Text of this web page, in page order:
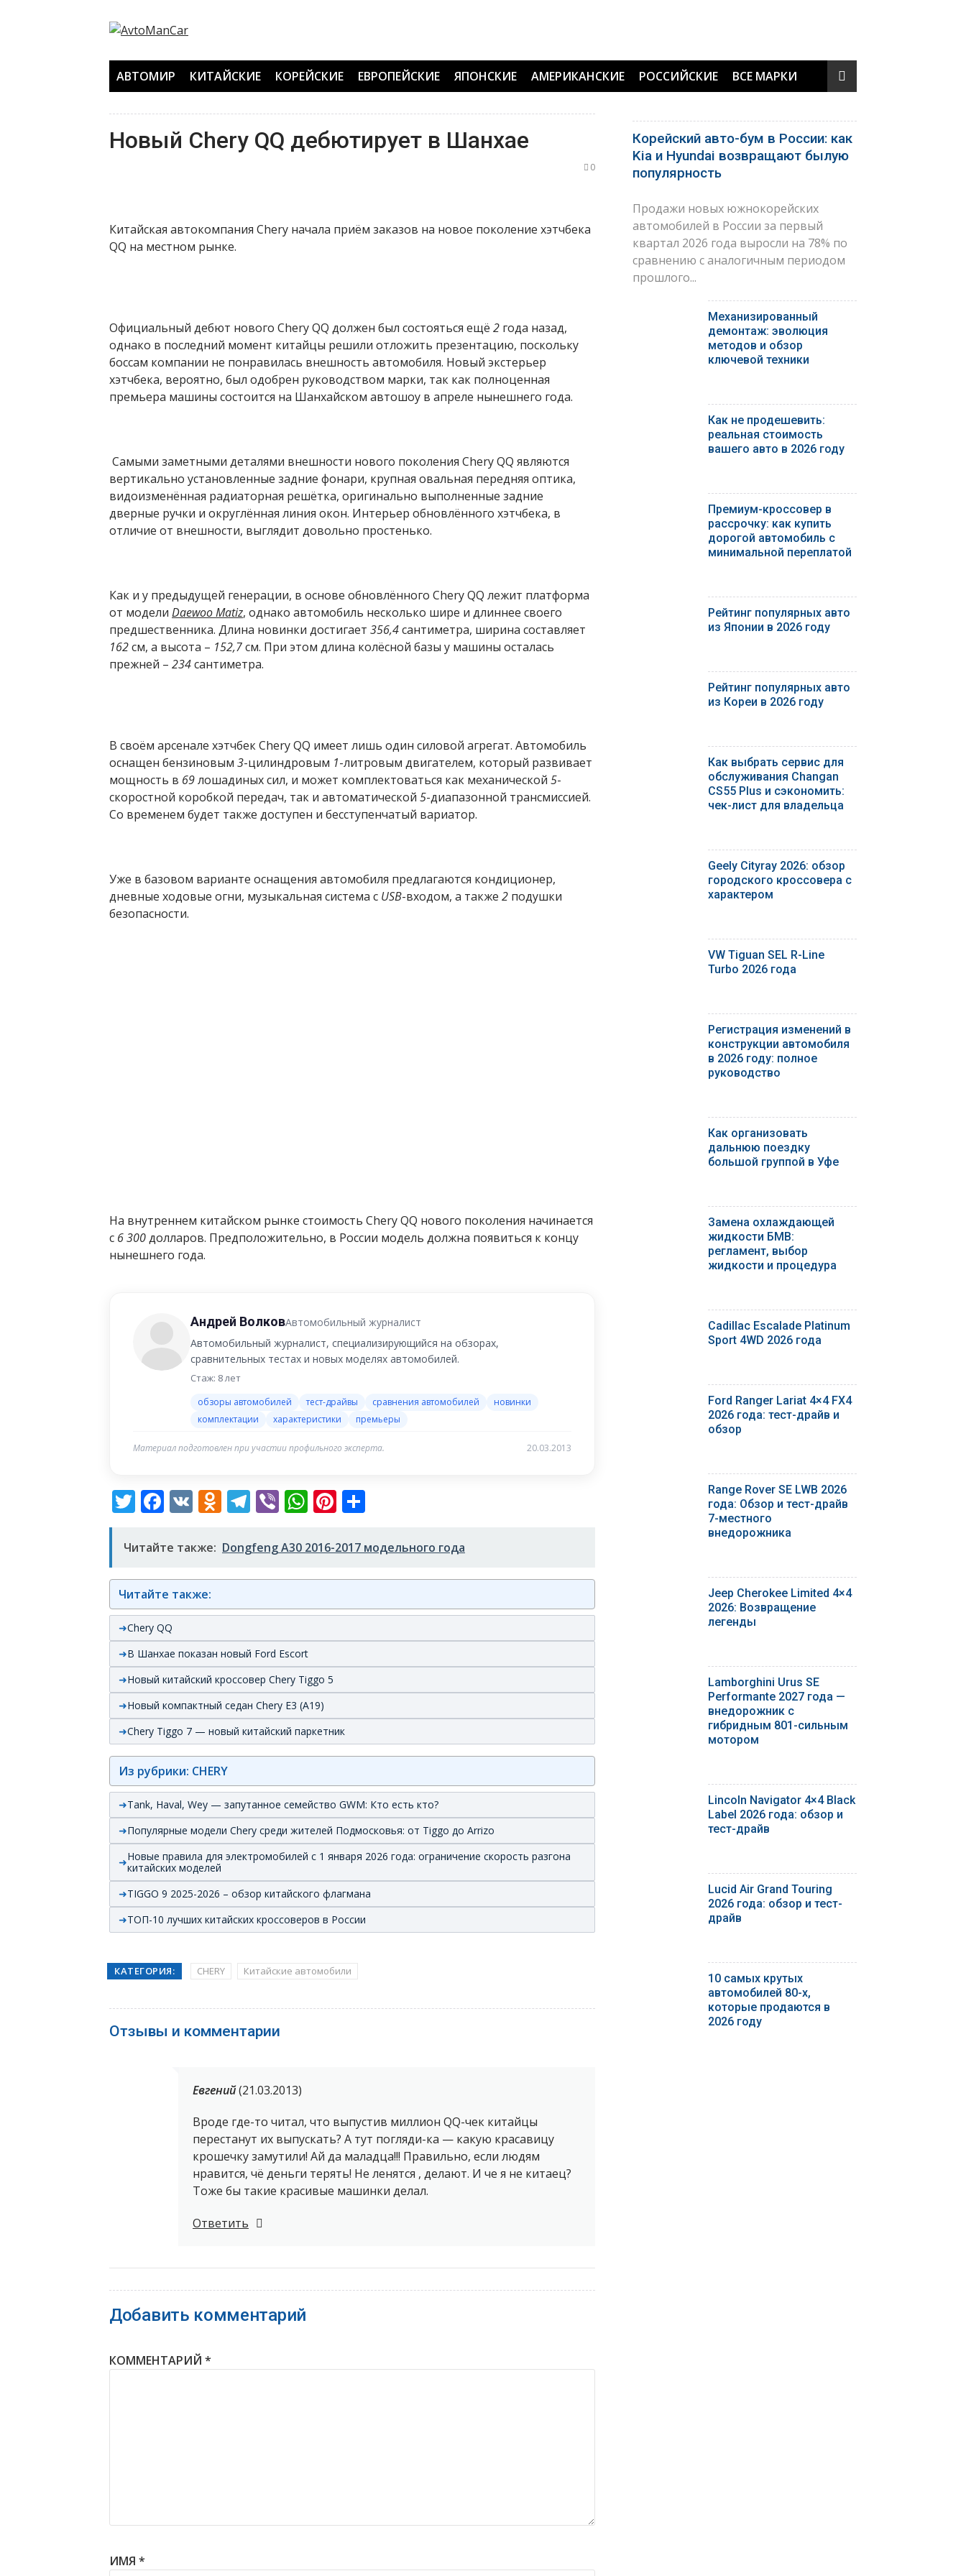
АВТОМИР КИТАЙСКИЕ КОРЕЙСКИЕ ЕВРОПЕЙСКИЕ ЯПОНСКИЕ АМЕРИКАНСКИЕ РОССИЙСКИЕ ВСЕ МАРКИ
Новый Chery QQ дебютирует в Шанхае
0
Китайская автокомпания Chery начала приём заказов на новое поколение хэтчбека
QQ на местном рынке.
Официальный дебют нового Chery QQ должен был состояться ещё 2 года назад,
однако в последний момент китайцы решили отложить презентацию, поскольку
боссам компании не понравилась внешность автомобиля. Новый экстерьер
хэтчбека, вероятно, был одобрен руководством марки, так как полноценная
премьера машины состоится на Шанхайском автошоу в апреле нынешнего года.
Самыми заметными деталями внешности нового поколения Chery QQ являются
вертикально установленные задние фонари, крупная овальная передняя оптика,
видоизменённая радиаторная решётка, оригинально выполненные задние
дверные ручки и округлённая линия окон. Интерьер обновлённого хэтчбека, в
отличие от внешности, выглядит довольно простенько.
Как и у предыдущей генерации, в основе обновлённого Chery QQ лежит платформа
от модели Daewoo Matiz, однако автомобиль несколько шире и длиннее своего
предшественника. Длина новинки достигает 356,4сантиметра, ширина составляет
162см, а высота – 152,7см. При этом длина колёсной базы у машины осталась
прежней – 234сантиметра.
В своём арсенале хэтчбек Chery QQ имеет лишь один силовой агрегат. Автомобиль
оснащен бензиновым 3-цилиндровым 1-литровым двигателем, который развивает
мощность в 69лошадиных сил, и может комплектоваться как механической 5-
скоростной коробкой передач, так и автоматической 5-диапазонной трансмиссией.
Со временем будет также доступен и бесступенчатый вариатор.
Уже в базовом варианте оснащения автомобиля предлагаются кондиционер,
дневные ходовые огни, музыкальная система с USB-входом, а также 2 подушки
безопасности.
На внутреннем китайском рынке стоимость Chery QQ нового поколения начинается
с 6 300долларов. Предположительно, в России модель должна появиться к концу
нынешнего года.
Андрей ВолковАвтомобильный журналист
Автомобильный журналист, специализирующийся на обзорах,
сравнительных тестах и новых моделях автомобилей.
Стаж: 8 лет
обзоры автомобилей тест-драйвы сравнения автомобилей
новинки
комплектации
характеристики премьеры
Материал подготовлен при участии профильного эксперта. 20.03.2013
Twitter
Facebook
VK Odnoklassniki
Telegram
ViberWhatsApp
Pinterest
Читайте также: Dongfeng A30 2016-2017 модельного года
Читайте также:
Chery QQ
В Шанхае показан новый Ford Escort
Новый китайский кроссовер Chery Tiggo 5
Новый компактный седан Chery E3 (A19)
Chery Tiggo 7 — новый китайский паркетник
Из рубрики: CHERY
Tank, Haval, Wey — запутанное семейство GWM: Кто есть кто?
Популярные модели Chery среди жителей Подмосковья: от Tiggo до Arrizo
Новые правила для электромобилей с 1 января 2026 года: ограничение скорость разгона
китайских моделей
TIGGO 9 2025-2026 – обзор китайского флагмана
ТОП-10 лучших китайских кроссоверов в России
КАТЕГОРИЯ: CHERY Китайские автомобили
Отзывы и комментарии
Евгений(21.03.2013)
Вроде где-то читал, что выпустив миллион QQ-чек китайцы
перестанут их выпускать? А тут погляди-ка — какую красавицу
крошечку замутили! Ай да маладца!!! Правильно, если людям
нравится, чё деньги терять! Не ленятся , делают. И че я не китаец?
Тоже бы такие красивые машинки делал.
Ответить
Добавить комментарий
КОММЕНТАРИЙ *
ИМЯ *
Корейский авто-бум в России: как
Kia и Hyundai возвращают былую
популярность
Продажи новых южнокорейских
автомобилей в России за первый
квартал 2026 года выросли на 78% по
сравнению с аналогичным периодом
прошлого...
Механизированный
демонтаж: эволюция
методов и обзор
ключевой техники
Как не продешевить:
реальная стоимость
вашего авто в 2026 году
Премиум-кроссовер в
рассрочку: как купить
дорогой автомобиль с
минимальной переплатой
Рейтинг популярных авто
из Японии в 2026 году
Рейтинг популярных авто
из Кореи в 2026 году
Как выбрать сервис для
обслуживания Changan
CS55 Plus и сэкономить:
чек-лист для владельца
Geely Cityray 2026: обзор
городского кроссовера с
характером
VW Tiguan SEL R-Line
Turbo 2026 года
Регистрация изменений в
конструкции автомобиля
в 2026 году: полное
руководство
Как организовать
дальнюю поездку
большой группой в Уфе
Замена охлаждающей
жидкости БМВ:
регламент, выбор
жидкости и процедура
Cadillac Escalade Platinum
Sport 4WD 2026 года
Ford Ranger Lariat 4×4 FX4
2026 года: тест-драйв и
обзор
Range Rover SE LWB 2026
года: Обзор и тест-драйв
7-местного
внедорожника
Jeep Cherokee Limited 4×4
2026: Возвращение
легенды
Lamborghini Urus SE
Performante 2027 года —
внедорожник с
гибридным 801-сильным
мотором
Lincoln Navigator 4×4 Black
Label 2026 года: обзор и
тест-драйв
Lucid Air Grand Touring
2026 года: обзор и тест-
драйв
10 самых крутых
автомобилей 80-х,
которые продаются в
2026 году